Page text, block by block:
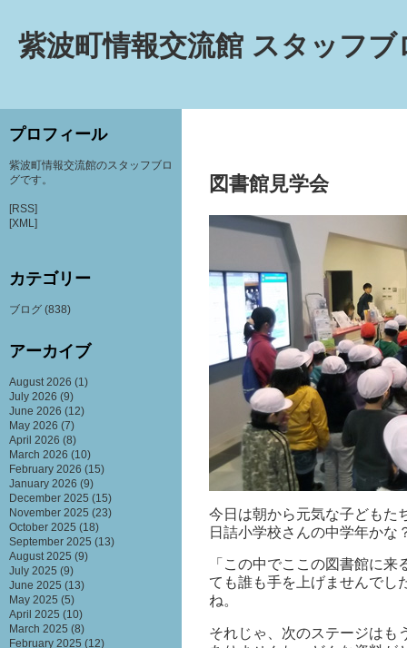
紫波町情報交流館 スタッフブ
図書館見学会
今日は朝から元気な子どもた
日詰小学校さんの中学年かな
「この中でここの図書館に
ても誰も手を上げませんでし
ね。
それじゃ、次のステージはも
プロフィール
紫波町情報交流館のスタッフブロ
グです。
[RSS]
[XML]
カテゴリー
ブログ (838)
アーカイブ
August 2026 (1)
July 2026 (9)
June 2026 (12)
May 2026 (7)
April 2026 (8)
March 2026 (10)
February 2026 (15)
January 2026 (9)
December 2025 (15)
November 2025 (23)
October 2025 (18)
September 2025 (13)
August 2025 (9)
July 2025 (9)
June 2025 (13)
May 2025 (5)
April 2025 (10)
March 2025 (8)
February 2025 (12)